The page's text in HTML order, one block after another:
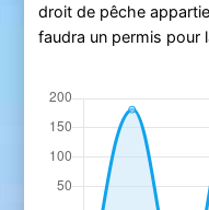
droit de pêche
faudra un permis pour